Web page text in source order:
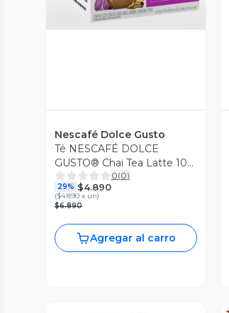
Nescafé Dolce Gusto
Té NESCAFÉ DOLCE
GUSTO® Chai Tea Latte 10
Cápsulas
0(0)
29% $4.890
($4.890 x un)
$6.890
Agregar al carro